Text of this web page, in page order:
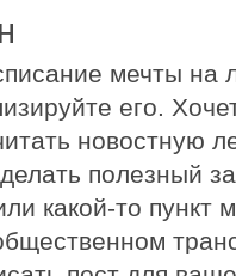
мечты на
его.
новостную
полезный
какой-то пункт